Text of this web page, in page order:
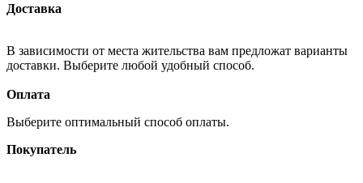
Доставка
В зависимости от места жительства вам предложат варианты
доставки. Выберите любой удобный способ.
Оплата
Выберите оптимальный способ оплаты.
Покупатель